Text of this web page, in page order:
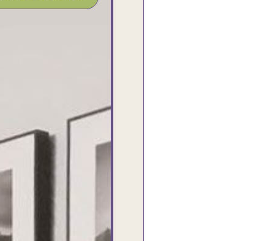
وإرضاء العميل والخامات والتقفيل وسرعة
التوصيل. بصراحه وبمنتهي الأمانه مكسب